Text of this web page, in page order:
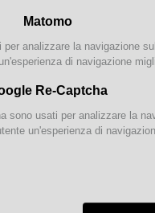
In
locale
Matomo
per analizzare la navigazione
di navigazione
Re-Captcha
sono usati per analizzare la
un'esperienza di